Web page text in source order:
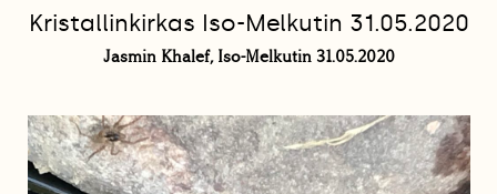
Kristallinkirkas Iso-Melkutin 31.05.2020
Jasmin Khalef, Iso-Melkutin 31.05.2020